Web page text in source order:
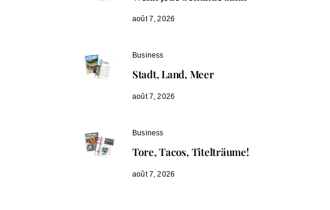
août 7, 2026
Business
Stadt, Land, Meer
août 7, 2026
Business
Tore, Tacos, Titelträume!
août 7, 2026